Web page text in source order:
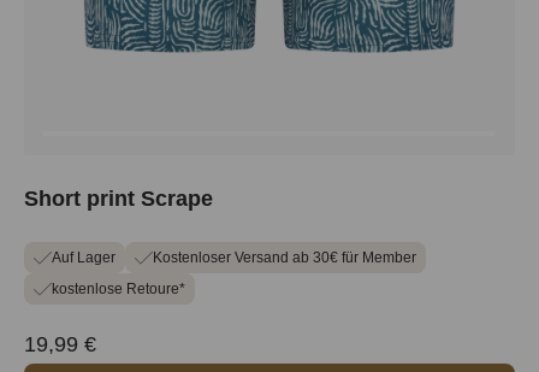
Short print Scrape
Auf Lager
Kostenloser Versand ab 30€ für Member
kostenlose Retoure*
19,99 €